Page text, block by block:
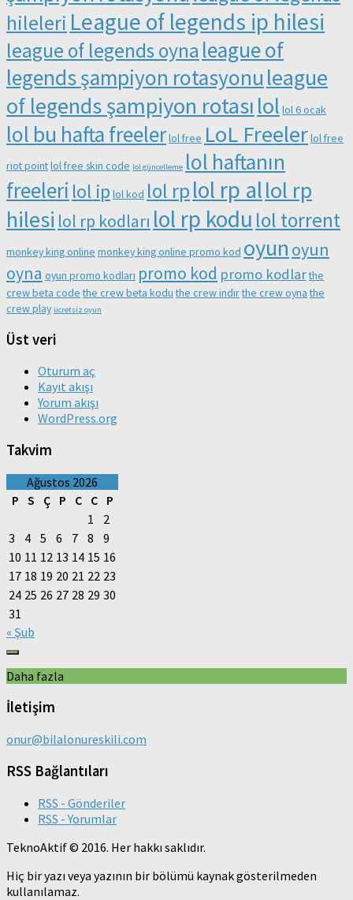
hileleri League of legends ip hilesi
league of legends oyna league of
legends şampiyon rotasyonu league
of legends şampiyon rotasılol lol 6 ocak
lol bu hafta freelerlol free LoL Freelerlol free
riot pointlol free skin code lol güncelleme lol haftanın
freeleri lol ip lol kod lol rplol rp allol rp
hilesi lol rp kodları lol rp kodu lol torrent
monkey king online monkey king online promo kod oyun oyun
oyna oyun promo kodları promo kod promo kodlarthe
crew beta code the crew beta kodu the crew indirthe crew oyna the
crew play ücretsiz oyun
Üst veri
Oturum aç
Kayıt akışı
Yorum akışı
WordPress.org
Takvim
Ağustos 2026
P S Ç P C C
P
1
2
3
4 5 6 7 8
9
10 11 12 13 14 15 16
17 18 19 20 21 22 23
24 25 26 27 28 29 30
31
« Şub
Daha fazla
İletişim
onur@bilalonureskili.com
RSS Bağlantıları
RSS - Gönderiler
RSS - Yorumlar
TeknoAktif © 2016. Her hakkı saklıdır.
Hiç bir yazı veya yazının bir bölümü kaynak gösterilmeden
kullanılamaz.